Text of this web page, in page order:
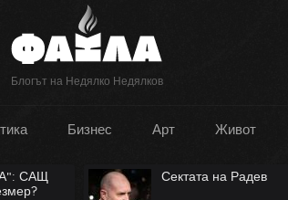
Блогът на Недялко Недялков
Бизнес Арт Живот
САЩ
Сектата на Радев